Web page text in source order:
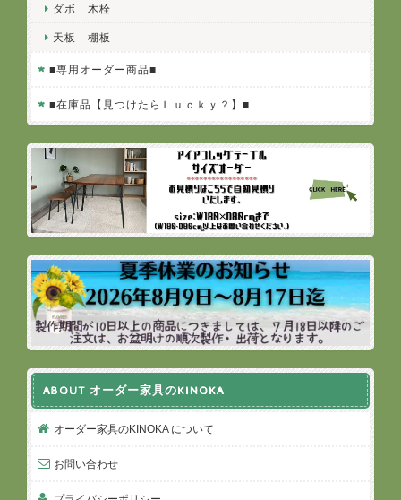
ダボ 木栓
天板 棚板
■専用オーダー商品■
■在庫品【見つけたらＬｕｃｋｙ？】■
ABOUT オーダー家具のKINOKA
オーダー家具のKINOKA について
お問い合わせ